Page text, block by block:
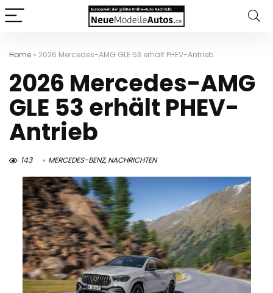
Home » 2026 Mercedes-AMG GLE 53 erhält PHEV-Antrieb
2026 Mercedes-AMG
GLE 53 erhält PHEV-
Antrieb
143 MERCEDES-BENZ,NACHRICHTEN